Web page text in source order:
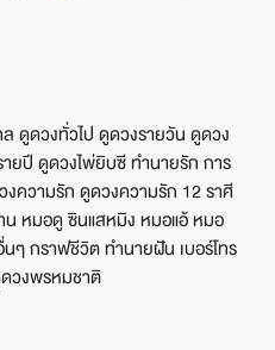
ดูดวงทั่วไป ดูดวงรายวัน ดูดวง
ยปี ดูดวงไพ่ยิบซี ทำนายรัก การ
งความรัก ดูดวงความรัก 12 ราศี
น หมอดู ซินแสหมิง หมอแอ้ หมอ
ๆ กราฟชีวิต ทำนายฝัน เบอร์โทร
วงพรหมชาติ